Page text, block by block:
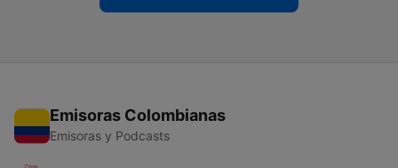
Emisoras Colombianas
Emisoras y Podcasts